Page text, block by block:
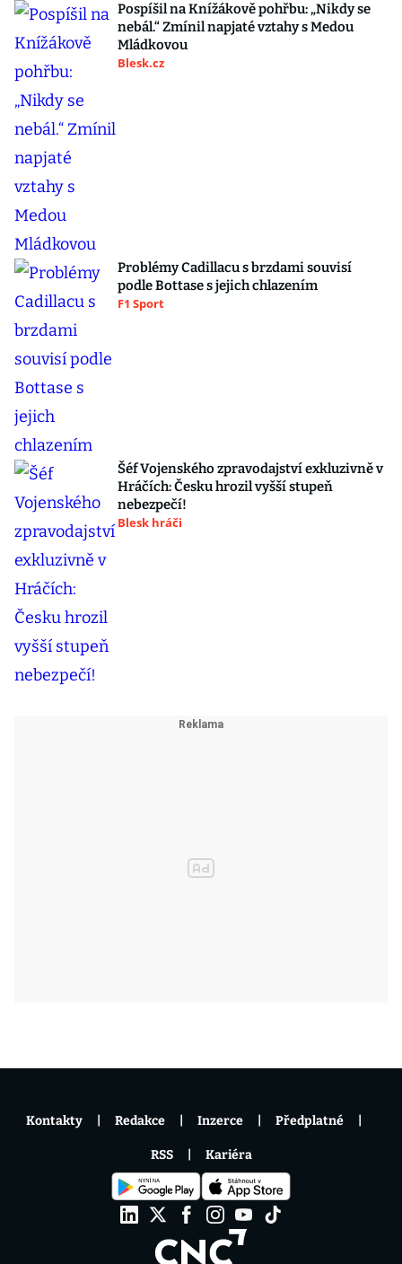
Pospíšil na Knížákově pohřbu: „Nikdy se
nebál.“ Zmínil napjaté vztahy s Medou
Mládkovou
Blesk.cz
Problémy Cadillacu s brzdami souvisí
podle Bottase s jejich chlazením
F1 Sport
Šéf Vojenského zpravodajství exkluzivně v
Hráčích: Česku hrozil vyšší stupeň
nebezpečí!
Blesk hráči
Kontakty Redakce Inzerce Předplatné
RSS Kariéra